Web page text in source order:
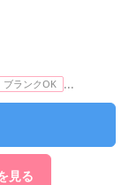
ブランクOK ...
見る